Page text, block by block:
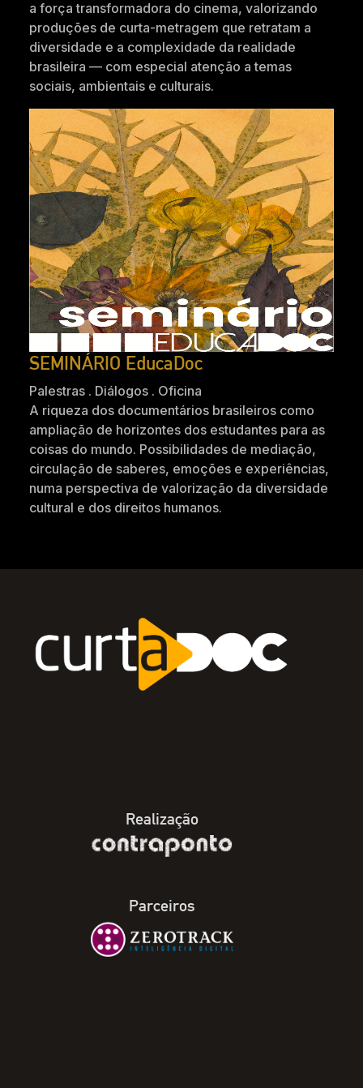
a força transformadora do cinema, valorizando
produções de curta-metragem que retratam a
diversidade e a complexidade da realidade
brasileira — com especial atenção a temas
sociais, ambientais e culturais.
SEMINÁRIO EducaDoc
Palestras . Diálogos . Oficina
A riqueza dos documentários brasileiros como
ampliação de horizontes dos estudantes para as
coisas do mundo. Possibilidades de mediação,
circulação de saberes, emoções e experiências,
numa perspectiva de valorização da diversidade
cultural e dos direitos humanos.
Realização
Parceiros